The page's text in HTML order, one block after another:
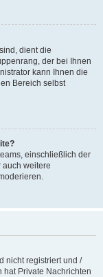
dient die
der bei Ihnen
kann Ihnen die
Bereich selbst
einschließlich der
auch weitere
nicht registriert und /
Private Nachrichten